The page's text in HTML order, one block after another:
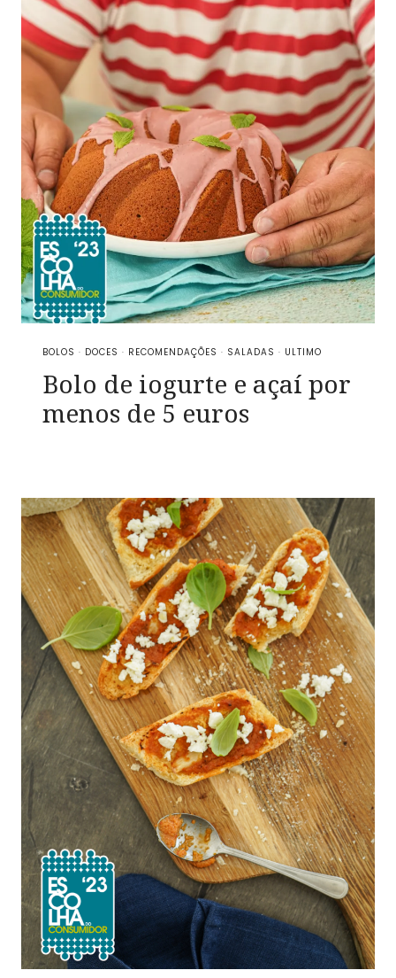
BOLOS · DOCES · RECOMENDAÇÕES · SALADAS · ULTIMO
Bolo de iogurte e açaí por
menos de 5 euros